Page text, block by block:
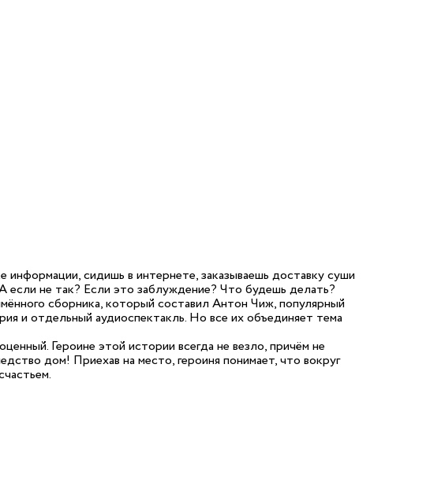
сидишь в интернете, заказываешь доставку суши
если не так? Если это заблуждение? Что будешь делать?
сборника, который составил Антон Чиж, популярный
и отдельный аудиоспектакль. Но все их объединяет тема
Героине этой истории всегда не везло, причём не
дом! Приехав на место, героиня понимает, что вокруг